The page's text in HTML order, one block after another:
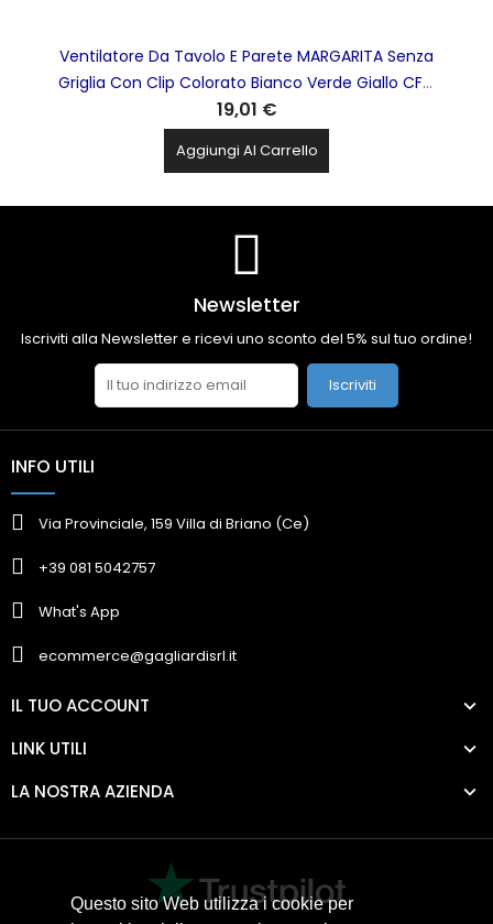
Questo sito Web utilizza i cookie per
Ventilatore Da Tavolo E Parete MARGARITA Senza
Griglia Con Clip Colorato Bianco Verde Giallo CFG
- EV058
19,01 €
Aggiungi Al Carrello
Newsletter
Iscriviti alla Newsletter e ricevi uno sconto del 5% sul tuo ordine!
Iscriviti
INFO UTILI
Via Provinciale, 159 Villa di Briano (Ce)
+39 081 5042757
What's App
ecommerce@gagliardisrl.it
IL TUO ACCOUNT
LINK UTILI
LA NOSTRA AZIENDA